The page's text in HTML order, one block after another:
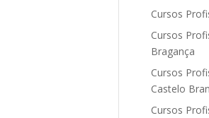
Cursos
Cursos
Bragança
Cursos
Castelo
Cursos